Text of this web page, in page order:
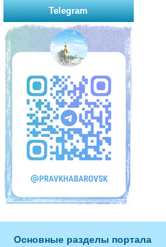
Telegram
Основные разделы портала